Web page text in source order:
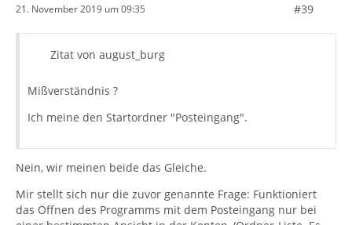
21. November 2019 um 09:35 #39
Zitat von august_burg
Mißverständnis ?
Ich meine den Startordner "Posteingang".
Nein, wir meinen beide das Gleiche.
Mir stellt sich nur die zuvor genannte Frage: Funktioniert
das Öffnen des Programms mit dem Posteingang nur bei